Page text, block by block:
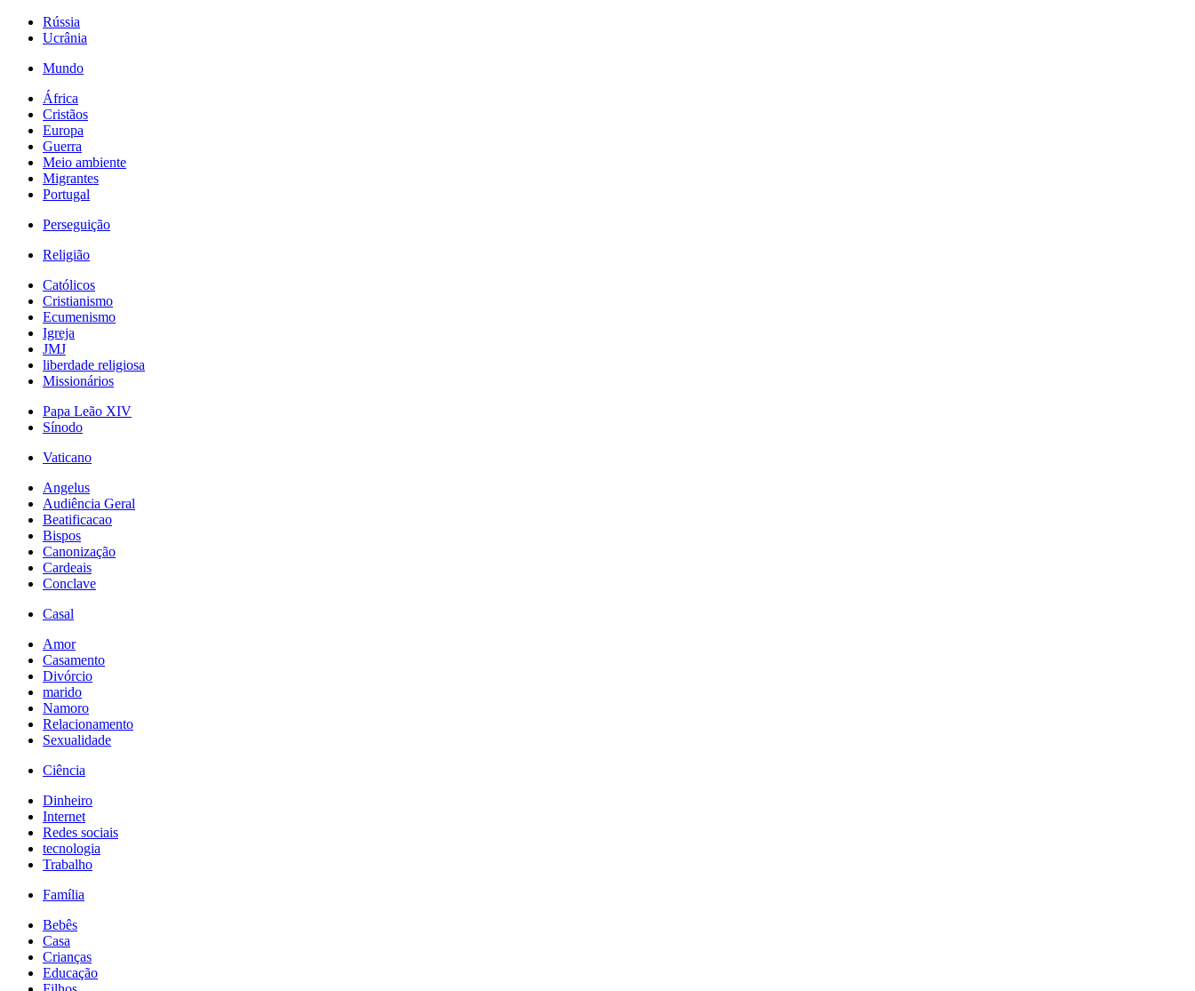
Rússia
Ucrânia
Mundo
África
Cristãos
Europa
Guerra
Meio ambiente
Migrantes
Portugal
Perseguição
Religião
Católicos
Cristianismo
Ecumenismo
Igreja
JMJ
liberdade religiosa
Missionários
Papa Leão XIV
Sínodo
Vaticano
Angelus
Audiência Geral
Beatificacao
Bispos
Canonização
Cardeais
Conclave
Casal
Amor
Casamento
Divórcio
marido
Namoro
Relacionamento
Sexualidade
Ciência
Dinheiro
Internet
Redes sociais
tecnologia
Trabalho
Família
Bebês
Casa
Crianças
Educação